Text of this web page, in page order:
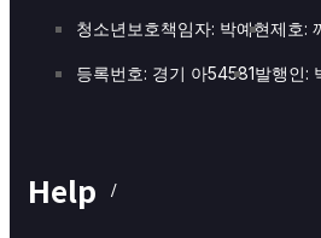
청소년보호책임자: 박예현제호:
등록번호: 경기 아54581발행인:
Help